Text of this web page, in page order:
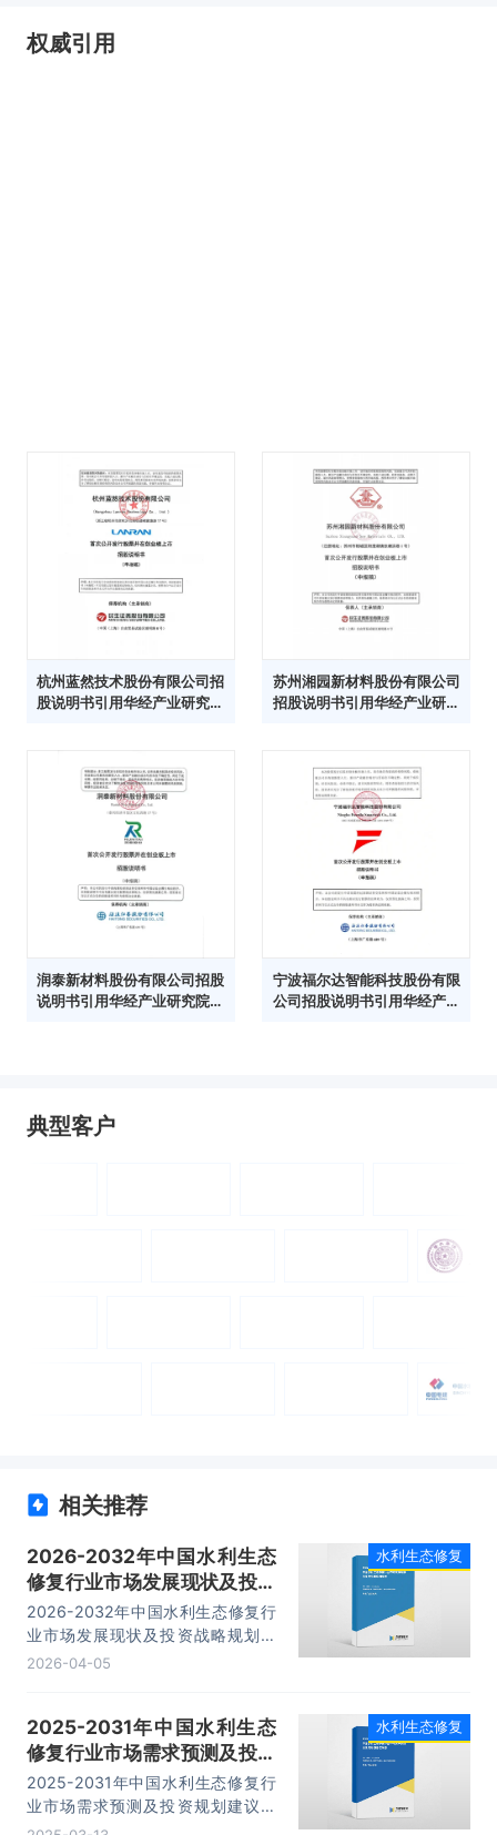
权威引用
杭州蓝然技术股份有限公司招
股说明书引用华经产业研究院
苏州湘园新材料股份有限公司
招股说明书引用华经产业研究
润泰新材料股份有限公司招股
说明书引用华经产业研究院数
宁波福尔达智能科技股份有限
公司招股说明书引用华经产业
典型客户
相关推荐
2026-2032年中国水利生态
修复行业市场发展现状及投资
战略规划报告
2026-2032年中国水利生态修复行
业市场发展现状及投资战略规划报
告，主要包括行业前景及投资价值、
2026-04-05
水利生态修复
2025-2031年中国水利生态
修复行业市场需求预测及投资
规划建议报告
2025-2031年中国水利生态修复行
业市场需求预测及投资规划建议报
告，主要包括行业前景及投资价值、
水利生态修复